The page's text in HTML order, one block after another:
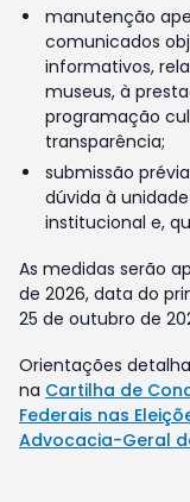
manutenção
comunicados
informativos,
museus, à
programação
transparência;
submissão
dúvida à
institucional e,
As medidas serão
de 2026, data do
25 de outubro de
Orientações
na Cartilha de
Federais nas
Advocacia-Geral